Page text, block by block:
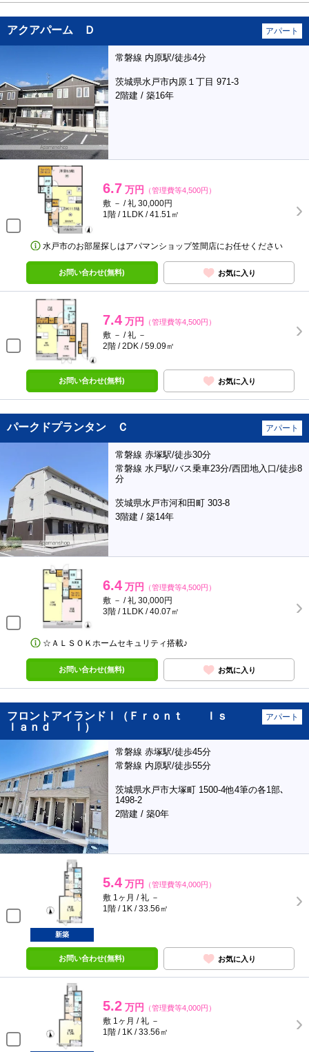
アクアパーム Ｄ アパート
常磐線 内原駅/徒歩4分
茨城県水戸市内原１丁目 971-3
2階建 / 築16年
6.7 万円 （管理費等4,500円）
敷 － / 礼 30,000円
1階 / 1LDK / 41.51㎡
水戸市のお部屋探しはアパマンショップ笠間店にお任せください
お問い合わせ(無料) お気に入り
7.4 万円 （管理費等4,500円）
敷 － / 礼 －
2階 / 2DK / 59.09㎡
お問い合わせ(無料) お気に入り
パークドプランタン Ｃ アパート
常磐線 赤塚駅/徒歩30分
常磐線 水戸駅/バス乗車23分/西団地入口/徒歩8
分
茨城県水戸市河和田町 303-8
3階建 / 築14年
6.4 万円 （管理費等4,500円）
敷 － / 礼 30,000円
3階 / 1LDK / 40.07㎡
☆ＡＬＳＯＫホームセキュリティ搭載♪
お問い合わせ(無料) お気に入り
フロントアイランドⅠ（Ｆｒｏｎｔ Ｉｓ
ｌａｎｄ Ⅰ）
アパート
常磐線 赤塚駅/徒歩45分
常磐線 内原駅/徒歩55分
茨城県水戸市大塚町 1500-4他4筆の各1部､
1498-2
2階建 / 築0年
5.4 万円 （管理費等4,000円）
敷 1ヶ月 / 礼 －
1階 / 1K / 33.56㎡
新築
お問い合わせ(無料) お気に入り
5.2 万円 （管理費等4,000円）
敷 1ヶ月 / 礼 －
1階 / 1K / 33.56㎡